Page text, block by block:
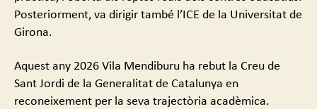
Posteriorment, va dirigir també l’ICE de la Universitat de
Girona.
Aquest any 2026 Vila Mendiburu ha rebut la Creu de
Sant Jordi de la Generalitat de Catalunya en
reconeixement per la seva trajectòria acadèmica.